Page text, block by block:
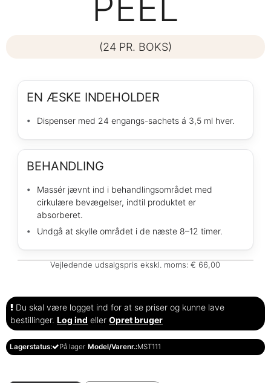
(24 PR. BOKS)
EN ÆSKE INDEHOLDER
Dispenser med 24 engangs-sachets á 3,5 ml hver.
BEHANDLING
Massér jævnt ind i behandlingsområdet med
cirkulære bevægelser, indtil produktet er
absorberet.
Undgå at skylle området i de næste 8–12 timer.
Vejledende udsalgspris ekskl. moms: € 66,00
Du skal være logget ind for at se priser og kunne lave
bestillinger. Log ind eller Opret bruger
Lagerstatus: På lager Model/Varenr.:MST111